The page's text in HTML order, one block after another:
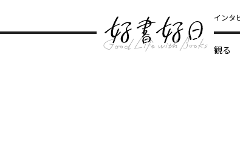
インタ
観る